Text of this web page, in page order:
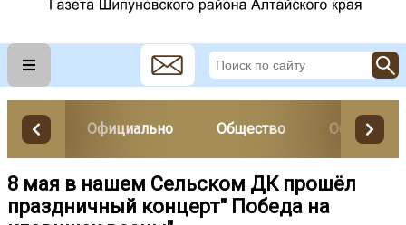
Официально Общество
8 мая в нашем Сельском ДК прошёл
праздничный концерт" Победа на